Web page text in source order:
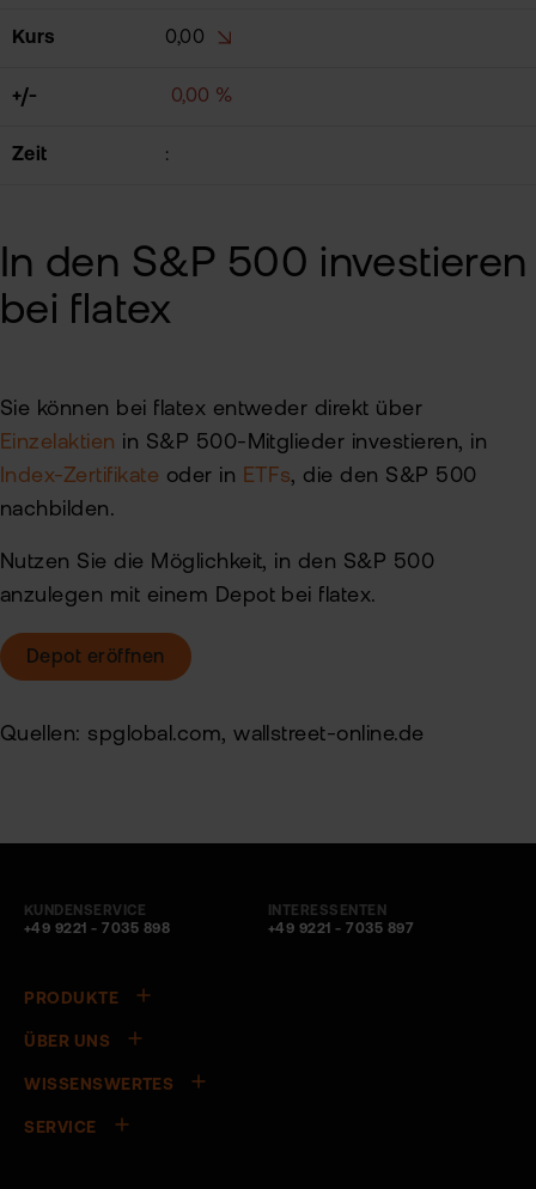
Kurs 0,00
+/- 0,00 %
Zeit :
In den S&P 500 investieren
bei flatex
Sie können bei flatex entweder direkt über
Einzelaktien in S&P 500-Mitglieder investieren, in
Index-Zertifikate oder in ETFs, die den S&P 500
nachbilden.
Nutzen Sie die Möglichkeit, in den S&P 500
anzulegen mit einem Depot bei flatex.
Depot eröffnen
Quellen: spglobal.com, wallstreet-online.de
KUNDENSERVICE
+49 9221 - 7035 898
INTERESSENTEN
+49 9221 - 7035 897
PRODUKTE
ÜBER UNS
WISSENSWERTES
SERVICE